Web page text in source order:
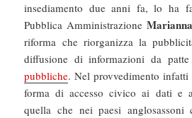
insediamento due anni fa, lo ha
Pubblica Amministrazione
riforma che riorganizza la
diffusione di informazioni da
pubbliche. Nel provvedimento
forma di accesso civico ai dati e
quella che nei paesi anglosassoni